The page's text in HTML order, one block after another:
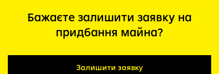
Бажаєте залишити заявку на
придбання майна?
Залишити заявку